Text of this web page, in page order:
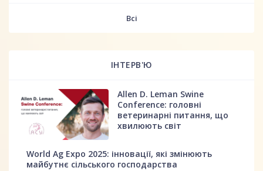
Всі
ІНТЕРВ'Ю
Allen D. Leman Swine
Conference: головні
ветеринарні питання, що
хвилюють світ
World Ag Expo 2025: інновації, які змінюють
майбутнє сільського господарства